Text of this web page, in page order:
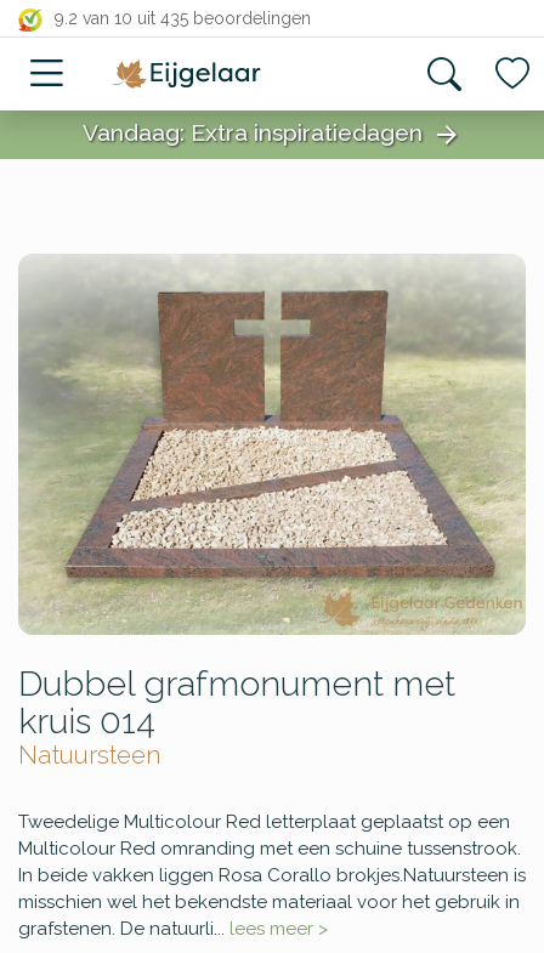
9.2 van 10 uit 435 beoordelingen
close
Vandaag: Extra inspiratiedagen arrow_forward
Dubbel grafmonument met
kruis 014
Natuursteen
Tweedelige Multicolour Red letterplaat geplaatst op een
Multicolour Red omranding met een schuine tussenstrook.
In beide vakken liggen Rosa Corallo brokjes.Natuursteen is
misschien wel het bekendste materiaal voor het gebruik in
grafstenen. De natuurli... lees meer >